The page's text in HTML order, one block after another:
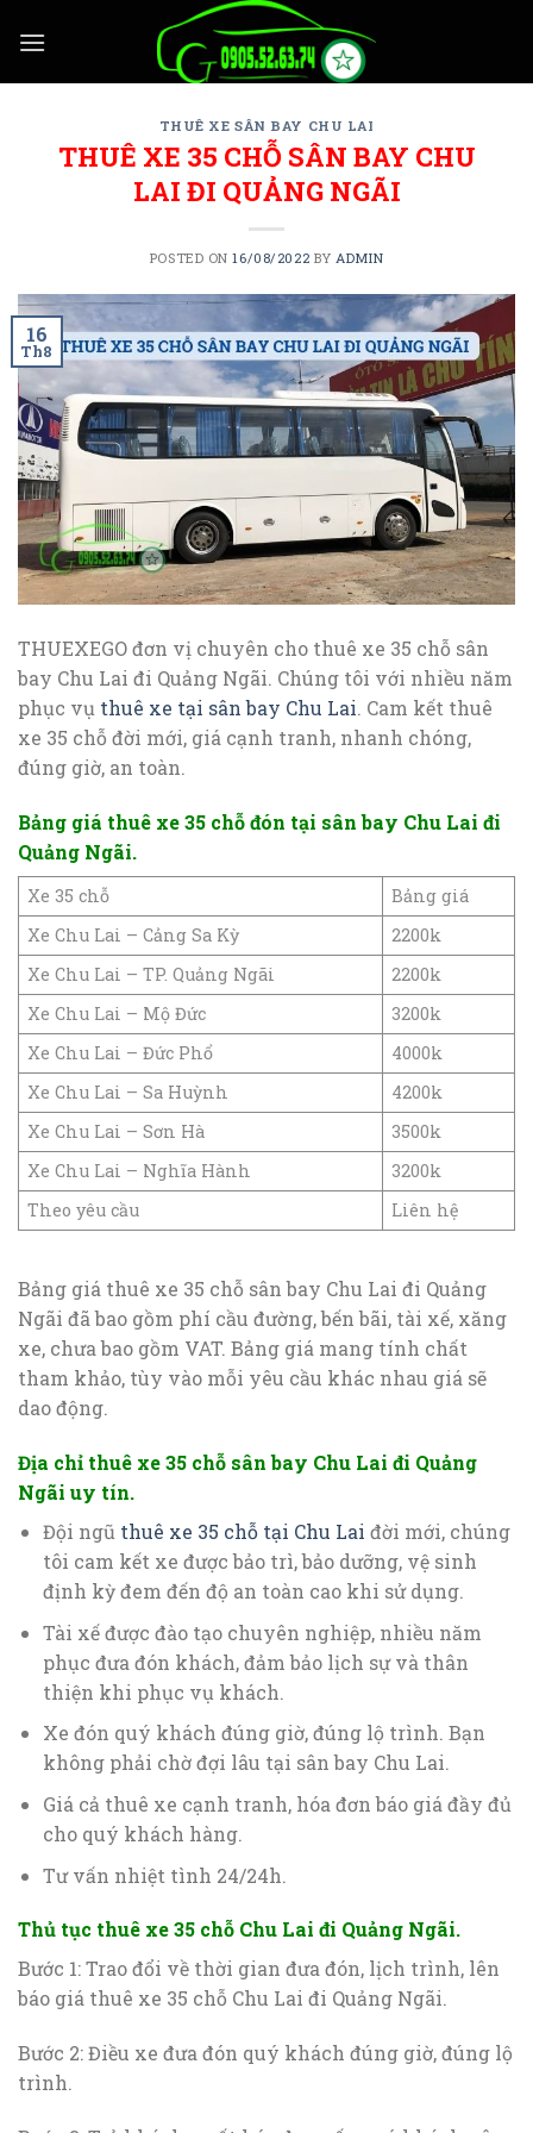
THUÊ XE SÂN BAY CHU LAI
THUÊ XE 35 CHỖ SÂN BAY CHU
LAI ĐI QUẢNG NGÃI
POSTED ON16/08/2022 BY ADMIN
16
Th8
THUEXEGO đơn vị chuyên cho thuê xe 35 chỗ sân
bay Chu Lai đi Quảng Ngãi. Chúng tôi với nhiều năm
phục vụ thuê xe tại sân bay Chu Lai. Cam kết thuê
xe 35 chỗ đời mới, giá cạnh tranh, nhanh chóng,
đúng giờ, an toàn.
Bảng giá thuê xe 35 chỗ đón tại sân bay Chu Lai đi
Quảng Ngãi.
Xe 35 chỗ
Bảng giá
Xe Chu Lai – Cảng Sa Kỳ
2200k
Xe Chu Lai – TP. Quảng Ngãi
2200k
Xe Chu Lai – Mộ Đức
3200k
Xe Chu Lai – Đức Phổ
4000k
Xe Chu Lai – Sa Huỳnh
4200k
Xe Chu Lai – Sơn Hà
3500k
Xe Chu Lai – Nghĩa Hành
3200k
Theo yêu cầu
Liên hệ
Bảng giá thuê xe 35 chỗ sân bay Chu Lai đi Quảng
Ngãi đã bao gồm phí cầu đường, bến bãi, tài xế, xăng
xe, chưa bao gồm VAT. Bảng giá mang tính chất
tham khảo, tùy vào mỗi yêu cầu khác nhau giá sẽ
dao động.
Địa chỉ thuê xe 35 chỗ sân bay Chu Lai đi Quảng
Ngãi uy tín.
Đội ngũ thuê xe 35 chỗ tại Chu Lai đời mới, chúng
tôi cam kết xe được bảo trì, bảo dưỡng, vệ sinh
định kỳ đem đến độ an toàn cao khi sử dụng.
Tài xế được đào tạo chuyên nghiệp, nhiều năm
phục đưa đón khách, đảm bảo lịch sự và thân
thiện khi phục vụ khách.
Xe đón quý khách đúng giờ, đúng lộ trình. Bạn
không phải chờ đợi lâu tại sân bay Chu Lai.
Giá cả thuê xe cạnh tranh, hóa đơn báo giá đầy đủ
cho quý khách hàng.
Tư vấn nhiệt tình 24/24h.
Thủ tục thuê xe 35 chỗ Chu Lai đi Quảng Ngãi.
Bước 1: Trao đổi về thời gian đưa đón, lịch trình, lên
báo giá thuê xe 35 chỗ Chu Lai đi Quảng Ngãi.
Bước 2: Điều xe đưa đón quý khách đúng giờ, đúng lộ
trình.